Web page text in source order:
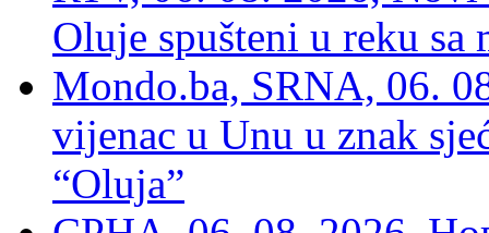
Oluje spušteni u reku sa
Mondo.ba, SRNA, 06.
vijenac u Unu u znak
“Oluja”